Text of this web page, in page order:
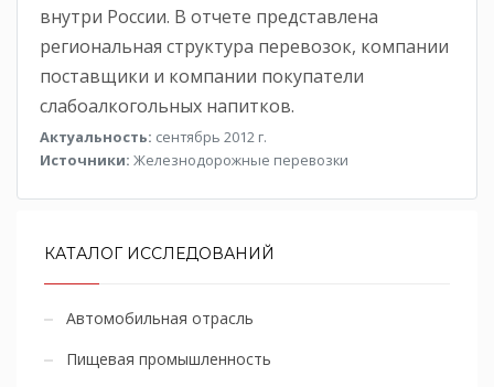
внутри России. В отчете представлена
региональная структура перевозок, компании
поставщики и компании покупатели
слабоалкогольных напитков.
Актуальность: сентябрь 2012 г.
Источники: Железнодорожные перевозки
КАТАЛОГ ИССЛЕДОВАНИЙ
Автомобильная отрасль
Пищевая промышленность